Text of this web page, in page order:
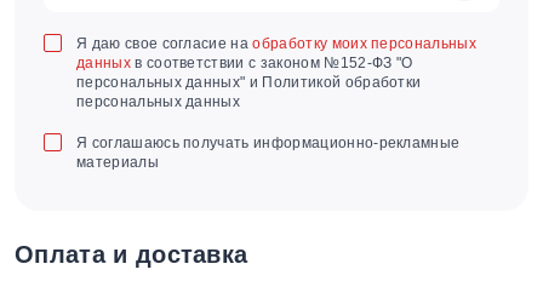
Я даю свое согласие наобработку моих персональных
данныхв соответствии с законом №152-ФЗ "О
персональных данных" и Политикой обработки
персональных данных
Я соглашаюсь получать информационно-рекламные
материалы
Оплата и доставка